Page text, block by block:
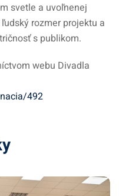
svetle a uvoľnenej
rozmer projektu a
s publikom.
webu Divadla
492